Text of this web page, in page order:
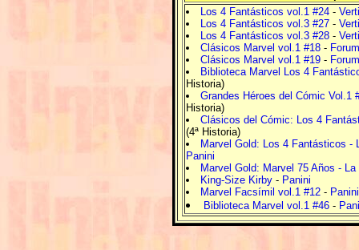
Los 4 Fantásticos vol.1 #24 -
Los 4 Fantásticos vol.3 #27 -
Los 4 Fantásticos vol.3 #28 -
Clásicos Marvel vol.1 #18 -
Clásicos Marvel vol.1 #19 -
Biblioteca Marvel Los 4
Historia)
Grandes Héroes del Cómic Vol.1
Historia)
Clásicos del Cómic: Los 4
(4ª Historia)
Marvel Gold: Los 4 Fantásticos -
Panini
Marvel Gold: Marvel 75 Años -
King-Size Kirby - Panini
Marvel Facsímil vol.1 #12 - Panini
Biblioteca Marvel vol.1 #46 -